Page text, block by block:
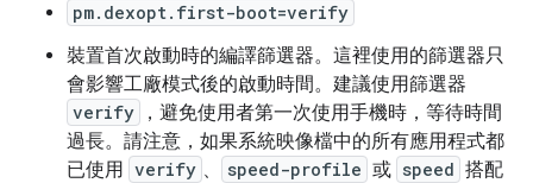
pm.dexopt.first-boot=verify
裝置首次啟動時的編譯篩選器。這裡使用的篩選器只
會影響工廠模式後的啟動時間。建議使用篩選器
verify
，避免使用者第一次使用手機時，等待時間
過長。請注意，如果系統映像檔中的所有應用程式都
已使用 verify 、 speed-profile 或 speed 搭配